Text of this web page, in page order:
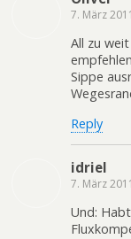
7. März 2011
All zu
Sippe
Reply
idriel
7. März 2011
Und: